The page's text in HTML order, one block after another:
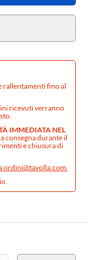
fino al
ricevuti verranno
IMMEDIATA NEL
consegna durante il
e chiusura di
ordini@tavolla.com.